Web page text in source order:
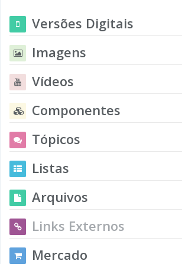
Versões Digitais
Imagens
Vídeos
Componentes
Tópicos
Listas
Arquivos
Links Externos
Mercado